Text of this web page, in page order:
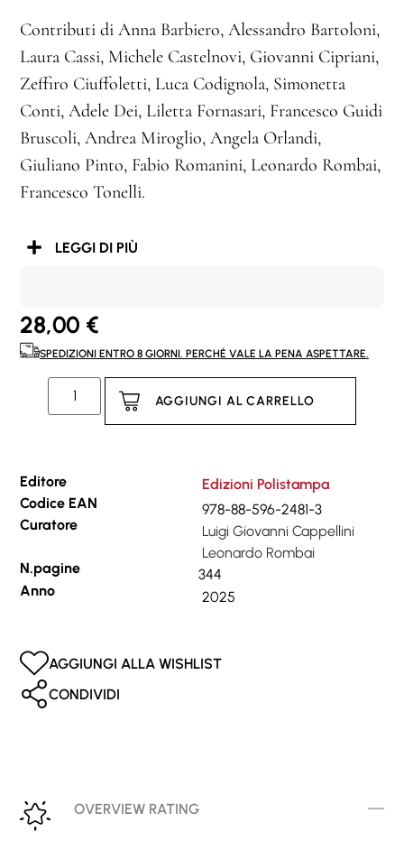
Contributi di Anna Barbiero, Alessandro Bartoloni,
Laura Cassi, Michele Castelnovi, Giovanni Cipriani,
Zeffiro Ciuffoletti, Luca Codignola, Simonetta
Conti, Adele Dei, Liletta Fornasari, Francesco Guidi
Bruscoli, Andrea Miroglio, Angela Orlandi,
Giuliano Pinto, Fabio Romanini, Leonardo Rombai,
Francesco Tonelli.
LEGGI DI PIÙ
28,00 €
SPEDIZIONI ENTRO 8 GIORNI. PERCHÉ VALE LA PENA ASPETTARE.
AGGIUNGI AL CARRELLO
Editore
Edizioni Polistampa
Codice EAN
978-88-596-2481-3
Curatore
Luigi Giovanni Cappellini
Leonardo Rombai
N.pagine
344
Anno
2025
AGGIUNGI ALLA WISHLIST
CONDIVIDI
OVERVIEW RATING